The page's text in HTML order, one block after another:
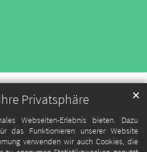
Privatsphäre
Webseiten-Erlebnis bieten. Dazu
das Funktionieren unserer Website
verwenden wir auch Cookies, die
✕